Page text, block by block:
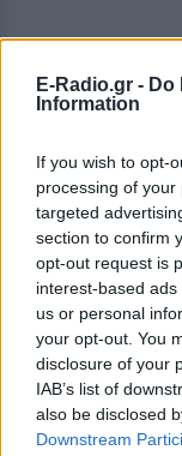
E-Radio.gr - Do
Information
If you wish to opt-
processing of
targeted
section to confirm
opt-out request is
interest-based
us or personal
your opt-out. You
disclosure of your
IAB’s list of
also be disclosed
Downstream